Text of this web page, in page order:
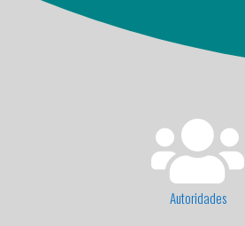

Autoridades